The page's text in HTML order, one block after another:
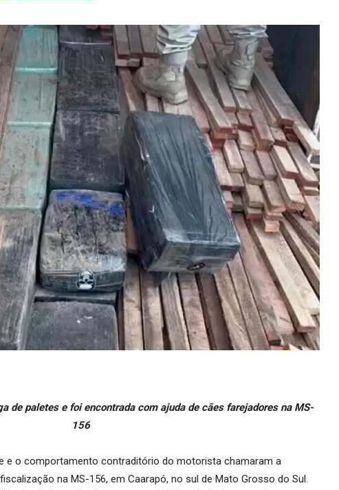
de paletes e foi encontrada com ajuda de cães farejadores na MS-
156
e o comportamento contraditório do motorista chamaram a
na MS-156, em Caarapó, no sul de Mato Grosso do Sul.